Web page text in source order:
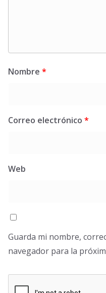
Nombre *
Correo electrónico *
Web
Guarda mi nombre,
navegador para la